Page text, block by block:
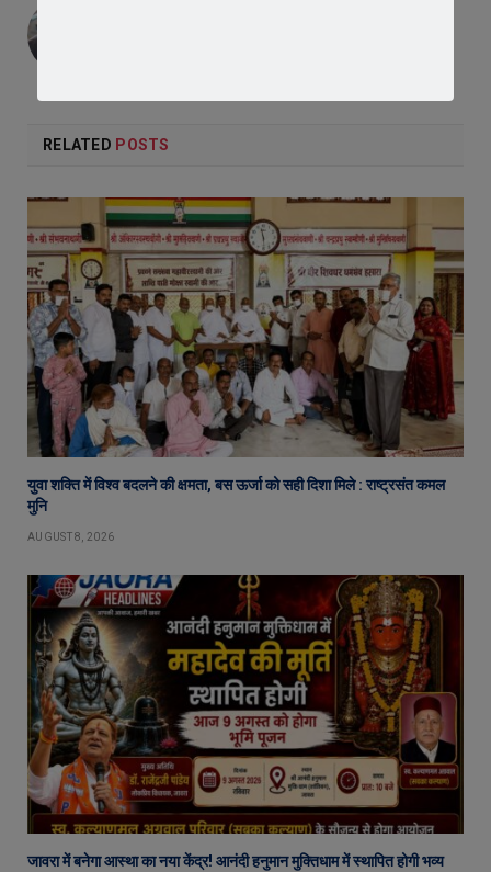
RELATED POSTS
युवा शक्ति में विश्व बदलने की क्षमता, बस ऊर्जा को सही दिशा मिले : राष्ट्रसंत कमल
मुनि
AUGUST 8, 2026
जावरा में बनेगा आस्था का नया केंद्र! आनंदी हनुमान मुक्तिधाम में स्थापित होगी भव्य